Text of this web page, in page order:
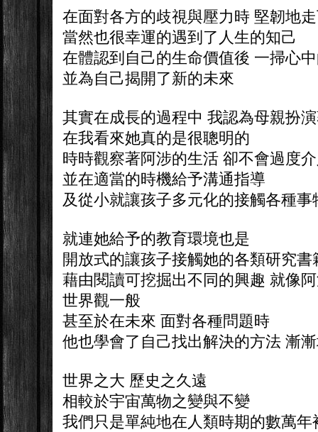
在面對各方的歧視與壓力時 堅韌地
當然也很幸運的遇到了人生的知己
在體認到自己的生命價值後 一掃心
並為自己揭開了新的未來
其實在成長的過程中 我認為母親扮
在我看來她真的是很聰明的
時時觀察著阿涉的生活 卻不會過度
並在適當的時機給予溝通指導
及從小就讓孩子多元化的接觸各種事
就連她給予的教育環境也是
開放式的讓孩子接觸她的各類研究書
藉由閱讀可挖掘出不同的興趣 就像
世界觀一般
甚至於在未來 面對各種問題時
他也學會了自己找出解決的方法 漸
世界之大 歷史之久遠
相較於宇宙萬物之變與不變
我們只是單純地在人類時期的數萬